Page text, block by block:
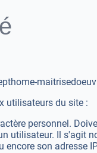
utilisateurs du site :
personnel.
utilisateur. Il s'agit
son adresse